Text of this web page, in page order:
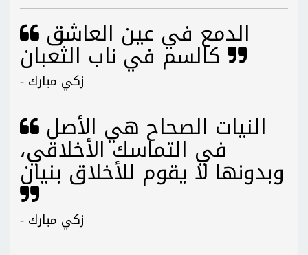
- زكي مبارك
في التماسك الأخلاقي،
وبدونها لا يقوم للأخلاق بنيان
- زكي مبارك